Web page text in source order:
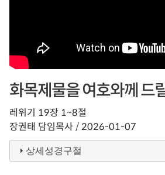
화목제물을 여호와께 드
레위기 19장 1~8절
장권태 담임목사 / 2026-01-07
상세성경구절